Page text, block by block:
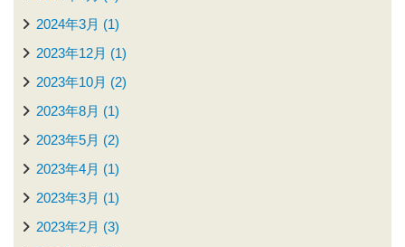
2024年3月 (1)
2023年12月 (1)
2023年10月 (2)
2023年8月 (1)
2023年5月 (2)
2023年4月 (1)
2023年3月 (1)
2023年2月 (3)